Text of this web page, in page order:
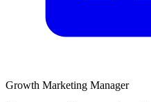
Growth Marketing Manager